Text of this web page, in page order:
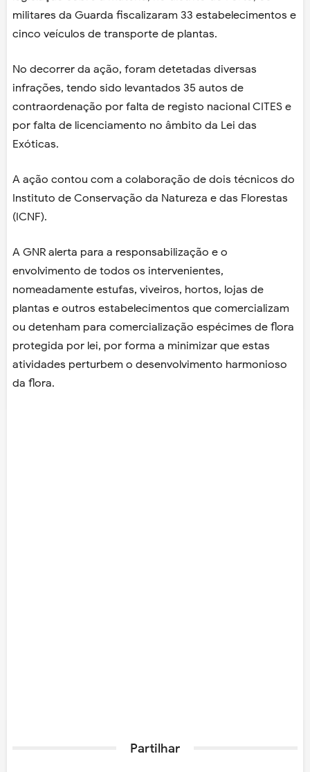
militares da Guarda fiscalizaram 33 estabelecimentos e
cinco veículos de transporte de plantas.
No decorrer da ação, foram detetadas diversas
infrações, tendo sido levantados 35 autos de
contraordenação por falta de registo nacional CITES e
por falta de licenciamento no âmbito da Lei das
Exóticas.
A ação contou com a colaboração de dois técnicos do
Instituto de Conservação da Natureza e das Florestas
(ICNF).
A GNR alerta para a responsabilização e o
envolvimento de todos os intervenientes,
nomeadamente estufas, viveiros, hortos, lojas de
plantas e outros estabelecimentos que comercializam
ou detenham para comercialização espécimes de flora
protegida por lei, por forma a minimizar que estas
atividades perturbem o desenvolvimento harmonioso
da flora.
Partilhar